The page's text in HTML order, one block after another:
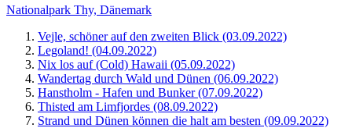
Nationalpark Thy, Dänemark
Vejle, schöner auf den zweiten Blick (03.09.2022)
Legoland! (04.09.2022)
Nix los auf (Cold) Hawaii (05.09.2022)
Wandertag durch Wald und Dünen (06.09.2022)
Hanstholm - Hafen und Bunker (07.09.2022)
Thisted am Limfjordes (08.09.2022)
Strand und Dünen können die halt am besten (09.09.2022)